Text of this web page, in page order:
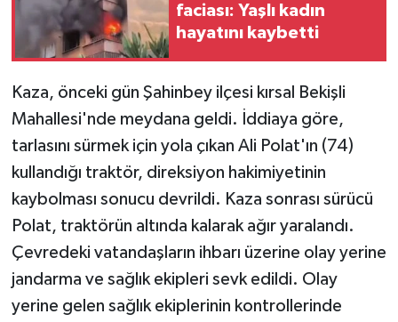
faciası: Yaşlı kadın
hayatını kaybetti
Kaza, önceki gün Şahinbey ilçesi kırsal Bekişli
Mahallesi'nde meydana geldi. İddiaya göre,
tarlasını sürmek için yola çıkan Ali Polat'ın (74)
kullandığı traktör, direksiyon hakimiyetinin
kaybolması sonucu devrildi. Kaza sonrası sürücü
Polat, traktörün altında kalarak ağır yaralandı.
Çevredeki vatandaşların ihbarı üzerine olay yerine
jandarma ve sağlık ekipleri sevk edildi. Olay
yerine gelen sağlık ekiplerinin kontrollerinde